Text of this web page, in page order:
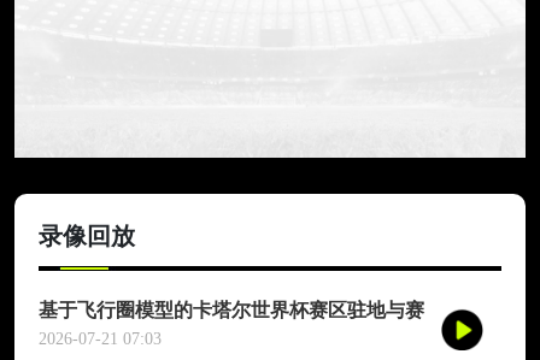
录像回放
基于飞行圈模型的卡塔尔世界杯赛区驻地与赛
程协同优化适配研究
2026-07-21 07:03